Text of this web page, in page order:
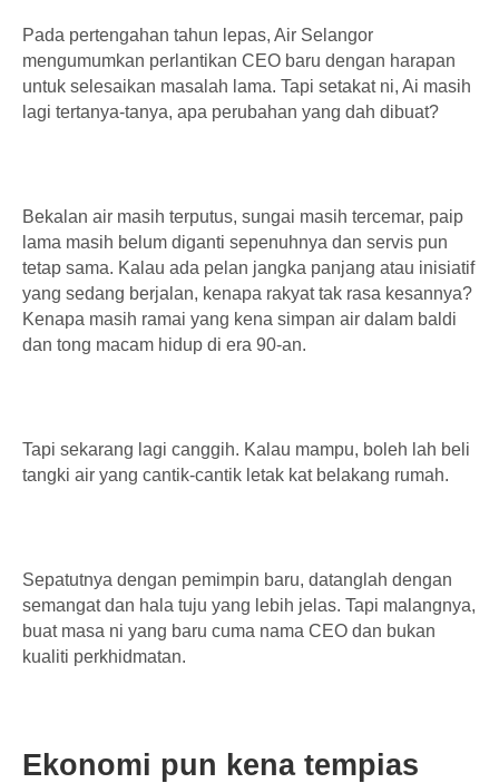
Pada pertengahan tahun lepas, Air Selangor
mengumumkan perlantikan CEO baru dengan harapan
untuk selesaikan masalah lama. Tapi setakat ni, Ai masih
lagi tertanya-tanya, apa perubahan yang dah dibuat?
Bekalan air masih terputus, sungai masih tercemar, paip
lama masih belum diganti sepenuhnya dan servis pun
tetap sama. Kalau ada pelan jangka panjang atau inisiatif
yang sedang berjalan, kenapa rakyat tak rasa kesannya?
Kenapa masih ramai yang kena simpan air dalam baldi
dan tong macam hidup di era 90-an.
Tapi sekarang lagi canggih. Kalau mampu, boleh lah beli
tangki air yang cantik-cantik letak kat belakang rumah.
Sepatutnya dengan pemimpin baru, datanglah dengan
semangat dan hala tuju yang lebih jelas. Tapi malangnya,
buat masa ni yang baru cuma nama CEO dan bukan
kualiti perkhidmatan.
Ekonomi pun kena tempias